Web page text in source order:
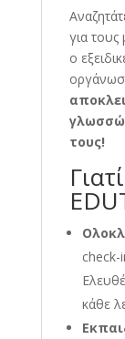
για τους
ο
τους!
check-
κάθε